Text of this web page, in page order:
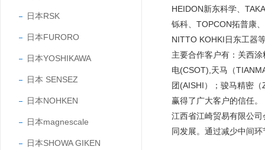
日本RSK
日本FURORO
日本YOSHIKAWA
日本 SENSEZ
日本NOHKEN
日本magnescale
日本SHOWA GIKEN
HEIDON新东科学、
铄科、TOPCON拓普康
NITTO KOHKI日东工
主要合作客户有：关西
电(CSOT),天马（
团(AISHI）；骏马精密
赢得了广大客户的信任
江西省江崎贸易有限公
同发展。通过减少中间